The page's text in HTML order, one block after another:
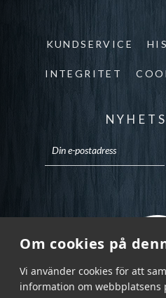
Om cookies på
Vi använder cookies för att
information om webbplatsens
KUNDSERVICE
INTEGRITET